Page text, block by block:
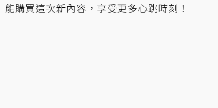
能購買這次新內容，享受更多心跳時刻！